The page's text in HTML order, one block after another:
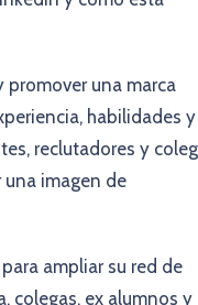
promover una marca
habilidades y
reclutadores y
imagen de
ampliar su red de
colegas, ex alumnos y